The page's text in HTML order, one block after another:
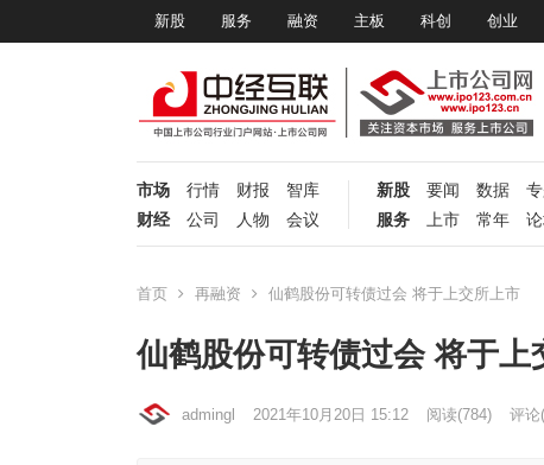
新股 服务 融资 主板 科创 创业
市场 行情 财报
智库
财经
公司 人物 会议
新股 要闻 数据
服务
上市 常年
首页 再融资 仙鹤股份可转债过会 将于上交所上市
仙鹤股份可转债过会 将于上
admingl 2021年10月20日 15:12 阅读(784) 评论